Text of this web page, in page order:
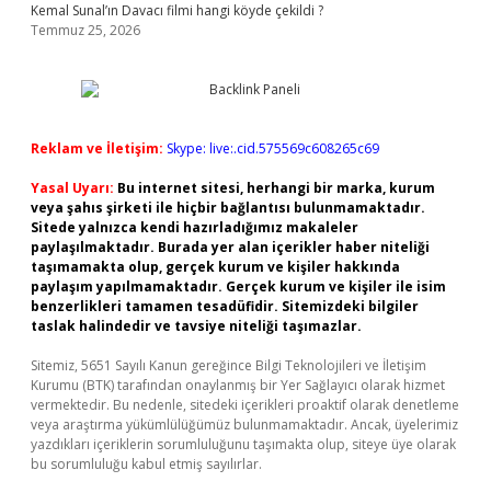
Kemal Sunal’ın Davacı filmi hangi köyde çekildi ?
Temmuz 25, 2026
Reklam ve İletişim: Skype: live:.cid.575569c608265c69
Yasal Uyarı: Bu internet sitesi, herhangi bir marka, kurum
veya şahıs şirketi ile hiçbir bağlantısı bulunmamaktadır.
Sitede yalnızca kendi hazırladığımız makaleler
paylaşılmaktadır. Burada yer alan içerikler haber niteliği
taşımamakta olup, gerçek kurum ve kişiler hakkında
paylaşım yapılmamaktadır. Gerçek kurum ve kişiler ile isim
benzerlikleri tamamen tesadüfidir. Sitemizdeki bilgiler
taslak halindedir ve tavsiye niteliği taşımazlar.
Sitemiz, 5651 Sayılı Kanun gereğince Bilgi Teknolojileri ve İletişim
Kurumu (BTK) tarafından onaylanmış bir Yer Sağlayıcı olarak hizmet
vermektedir. Bu nedenle, sitedeki içerikleri proaktif olarak denetleme
veya araştırma yükümlülüğümüz bulunmamaktadır. Ancak, üyelerimiz
yazdıkları içeriklerin sorumluluğunu taşımakta olup, siteye üye olarak
bu sorumluluğu kabul etmiş sayılırlar.